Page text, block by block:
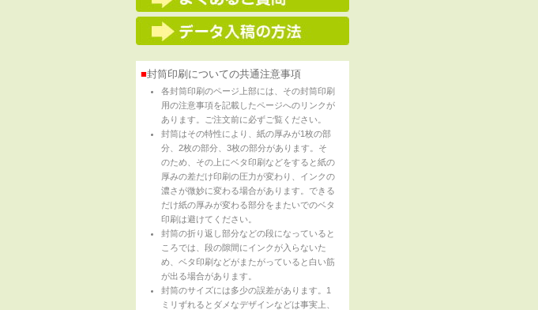
■封筒印刷についての共通注意事項
各封筒印刷のページ上部には、その封筒印刷
用の注意事項を記載したページへのリンクが
あります。ご注文前に必ずご覧ください。
封筒はその特性により、紙の厚みが1枚の部
分、2枚の部分、3枚の部分があります。そ
のため、その上にベタ印刷などをすると紙の
厚みの差だけ印刷の圧力が変わり、インクの
濃さが微妙に変わる場合があります。できる
だけ紙の厚みが変わる部分をまたいでのベタ
印刷は避けてください。
封筒の折り返し部分などの段になっていると
ころでは、段の隙間にインクが入らないた
め、ベタ印刷などがまたがっていると白い筋
が出る場合があります。
封筒のサイズには多少の誤差があります。1
ミリずれるとダメなデザインなどは事実上、